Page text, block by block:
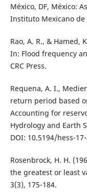
México, DF, México:
Instituto Mexicano de
Rao, A. R., & Hamed,
In: Flood frequency
CRC Press.
Requena, A. I.,
return period based
Accounting for
Hydrology and Earth
DOI: 10.5194/hess-
Rosenbrock, H. H.
the greatest or least
3(3), 175-184.